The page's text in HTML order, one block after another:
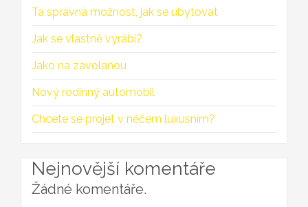
Ta správná možnost, jak se ubytovat
Jak se vlastně vyrábí?
Jako na zavolanou
Nový rodinný automobil
Chcete se projet v něčem luxusním?
Nejnovější komentáře
Žádné komentáře.